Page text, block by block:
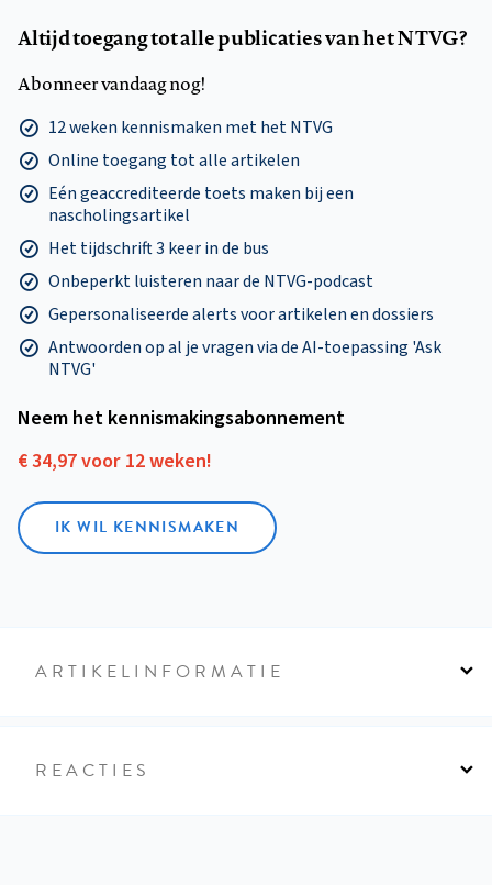
Altijd toegang tot alle publicaties van het NTVG?
Abonneer vandaag nog!
12 weken kennismaken met het NTVG
Online toegang tot alle artikelen
Eén geaccrediteerde toets maken bij een
nascholingsartikel
Het tijdschrift 3 keer in de bus
Onbeperkt luisteren naar de NTVG-podcast
Gepersonaliseerde alerts voor artikelen en dossiers
Antwoorden op al je vragen via de AI-toepassing 'Ask
NTVG'
Neem het kennismakings­abonnement
€ 34,97 voor 12 weken!
IK WIL KENNISMAKEN
ARTIKELINFORMATIE
REACTIES